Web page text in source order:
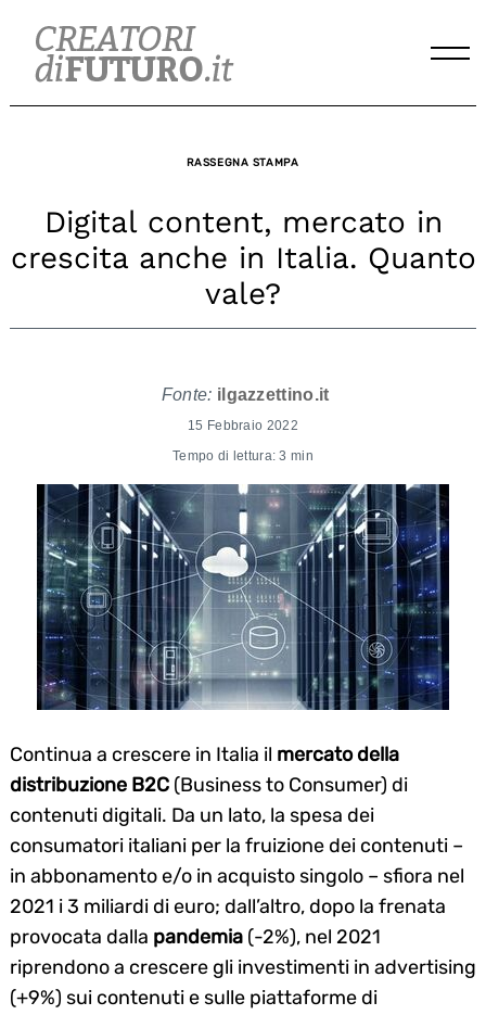
content
RASSEGNA STAMPA
Digital content, mercato in
crescita anche in Italia. Quanto
vale?
Fonte: ilgazzettino.it
15 Febbraio 2022
Tempo di lettura: 3 min
Continua a crescere in Italia il mercato della
distribuzione B2C (Business to Consumer) di
contenuti digitali. Da un lato, la spesa dei
consumatori italiani per la fruizione dei contenuti –
in abbonamento e/o in acquisto singolo – sfiora nel
2021 i 3 miliardi di euro; dall’altro, dopo la frenata
provocata dalla pandemia (-2%), nel 2021
riprendono a crescere gli investimenti in advertising
(+9%) sui contenuti e sulle piattaforme di